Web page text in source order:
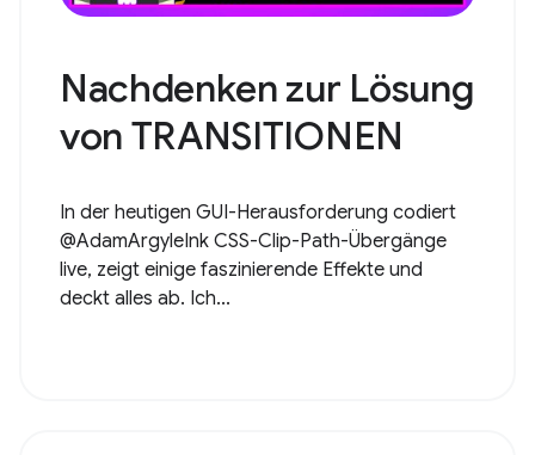
Nachdenken zur Lösung
von TRANSITIONEN
In der heutigen GUI-Herausforderung codiert
@AdamArgyleInk CSS-Clip-Path-Übergänge
live, zeigt einige faszinierende Effekte und
deckt alles ab. Ich...